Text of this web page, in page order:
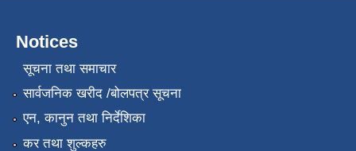
Notices
सूचना तथा समाचार
सार्वजनिक खरीद /बोलपत्र सूचना
एन, कानुन तथा निर्देशिका
कर तथा शुल्कहरु